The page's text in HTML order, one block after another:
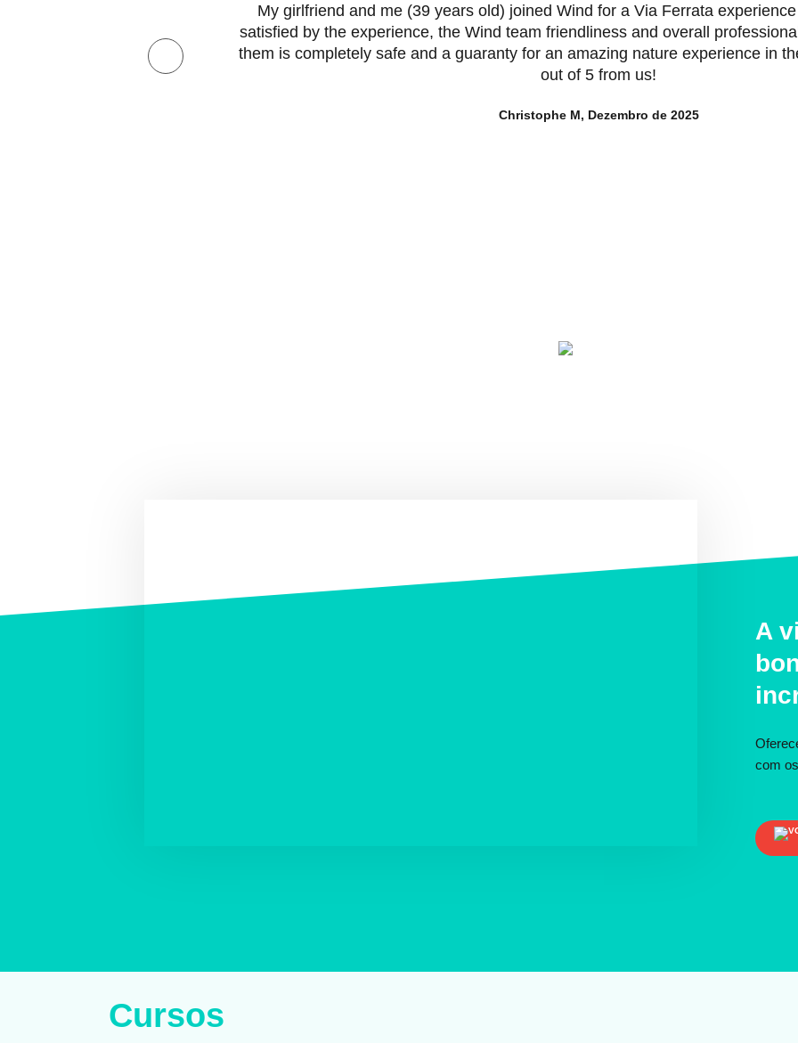
My girlfriend and me (39 years old) joined Wind for a Via Ferrata
satisfied by the experience, the Wind team friendliness and overall
them is completely safe and a guaranty for an amazing nature experience in
out of 5 from us!
Christophe M, Dezembro de 2025
A
com
Cursos